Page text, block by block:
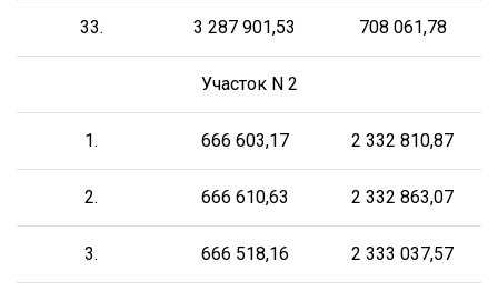
33. 3 287 901,53 708 061,78
Участок N 2
1. 666 603,17 2 332 810,87
2. 666 610,63 2 332 863,07
3. 666 518,16 2 333 037,57